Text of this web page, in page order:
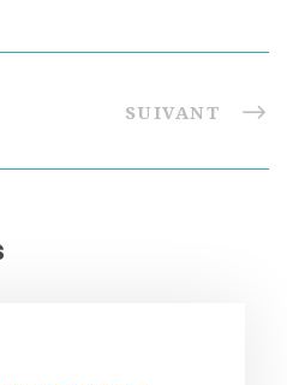
SUIVANT